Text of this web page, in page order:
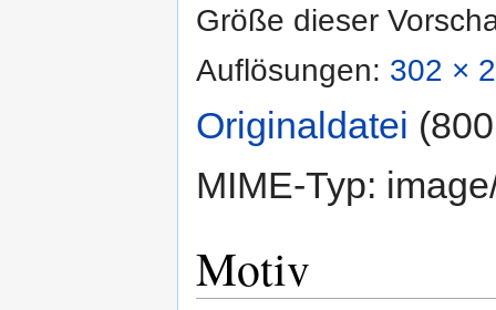
Größe dieser
Auflösungen: 302 ×
Originaldatei
MIME-Typ:
Motiv